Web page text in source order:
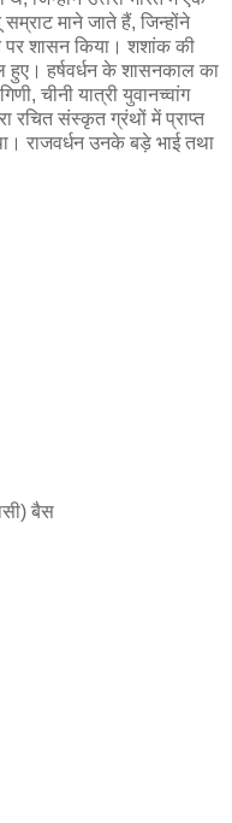
माने जाते हैं, जिन्होंने
पर शासन किया। शशांक की
हर्षवर्धन के शासनकाल का
चीनी यात्री युवानच्वांग
रचित संस्कृत ग्रंथों में प्राप्त
राजवर्धन उनके बड़े भाई तथा
बैस